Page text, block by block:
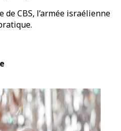
CBS, l’armée israélienne